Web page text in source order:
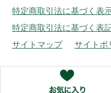
特定商取引法に基づく表
特定商取引法に基づく表
サイトマップ
サイトポ
Copyright © Oisix Inc. All